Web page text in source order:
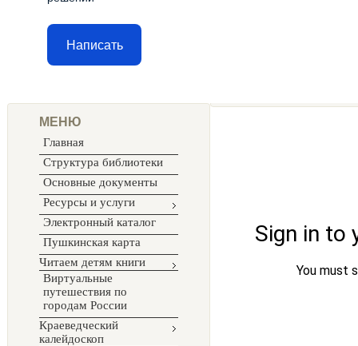
Написать
МЕНЮ
Главная
Структура библиотеки
Основные документы
Ресурсы и услуги
Электронный каталог
Пушкинская карта
Читаем детям книги
Виртуальные
путешествия по
городам России
Краеведческий
калейдоскоп